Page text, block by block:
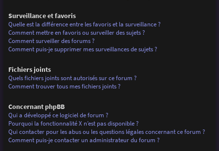
Surveillance et favoris
Quelle est la différence entre les favoris et la surveillance ?
Comment mettre en favoris ou surveiller des sujets ?
Comment surveiller des forums ?
Comment puis-je supprimer mes surveillances de sujets ?
Fichiers joints
Quels fichiers joints sont autorisés sur ce forum ?
Comment trouver tous mes fichiers joints ?
Concernant phpBB
Qui a développé ce logiciel de forum ?
Pourquoi la fonctionnalité X n’est pas disponible ?
Qui contacter pour les abus ou les questions légales concernant ce forum ?
Comment puis-je contacter un administrateur du forum ?